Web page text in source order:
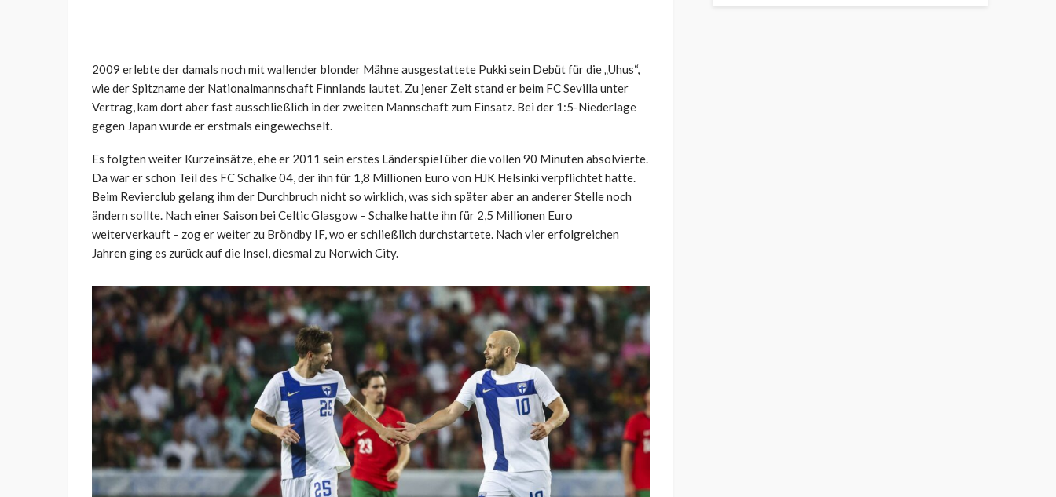
2009 erlebte der damals noch mit wallender blonder Mähne ausgestattete Pukki sein Debüt für die „Uhus“,
wie der Spitzname der Nationalmannschaft Finnlands lautet. Zu jener Zeit stand er beim FC Sevilla unter
Vertrag, kam dort aber fast ausschließlich in der zweiten Mannschaft zum Einsatz. Bei der 1:5-Niederlage
gegen Japan wurde er erstmals eingewechselt.
Es folgten weiter Kurzeinsätze, ehe er 2011 sein erstes Länderspiel über die vollen 90 Minuten absolvierte.
Da war er schon Teil des FC Schalke 04, der ihn für 1,8 Millionen Euro von HJK Helsinki verpflichtet hatte.
Beim Revierclub gelang ihm der Durchbruch nicht so wirklich, was sich später aber an anderer Stelle noch
ändern sollte. Nach einer Saison bei Celtic Glasgow – Schalke hatte ihn für 2,5 Millionen Euro
weiterverkauft – zog er weiter zu Bröndby IF, wo er schließlich durchstartete. Nach vier erfolgreichen
Jahren ging es zurück auf die Insel, diesmal zu Norwich City.